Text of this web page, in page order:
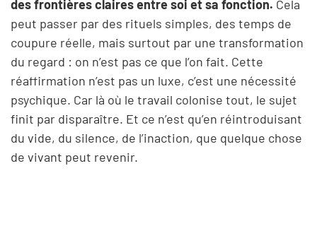
des frontières claires entre soi et sa fonction. Cela
peut passer par des rituels simples, des temps de
coupure réelle, mais surtout par une transformation
du regard : on n’est pas ce que l’on fait. Cette
réaffirmation n’est pas un luxe, c’est une nécessité
psychique. Car là où le travail colonise tout, le sujet
finit par disparaître. Et ce n’est qu’en réintroduisant
du vide, du silence, de l’inaction, que quelque chose
de vivant peut revenir.